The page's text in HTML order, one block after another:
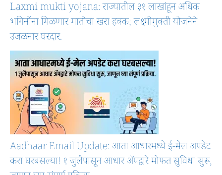
Laxmi mukti yojana: राज्यातील ३१ लाखांहून अधिक
भगिनींना मिळणार मातीचा खरा हक्क; लक्ष्मीमुक्ती योजनेने
उजळनार घरदार.
Aadhaar Email Update: आता आधारमध्ये ई-मेल अपडेट
करा घरबसल्या! १ जुलैपासून आधार ॲपद्वारे मोफत सुविधा सुरू,